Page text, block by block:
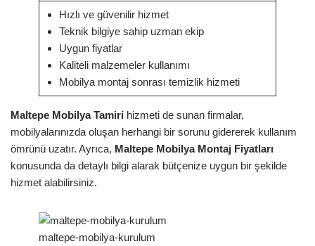
Hızlı ve güvenilir hizmet
Teknik bilgiye sahip uzman ekip
Uygun fiyatlar
Kaliteli malzemeler kullanımı
Mobilya montaj sonrası temizlik hizmeti
Maltepe Mobilya Tamiri hizmeti de sunan firmalar,
mobilyalarınızda oluşan herhangi bir sorunu gidererek kullanım
ömrünü uzatır. Ayrıca, Maltepe Mobilya Montaj Fiyatları
konusunda da detaylı bilgi alarak bütçenize uygun bir şekilde
hizmet alabilirsiniz.
maltepe-mobilya-kurulum